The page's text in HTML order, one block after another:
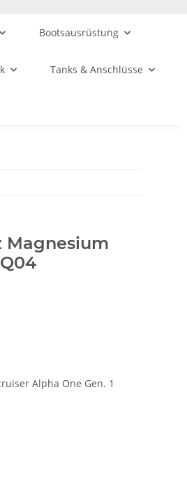
Bootsausrüstung
Tanks & Anschlüsse
Magnesium
Alpha One Gen. 1